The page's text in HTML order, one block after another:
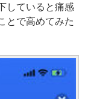
していると痛感
とで高めてみた